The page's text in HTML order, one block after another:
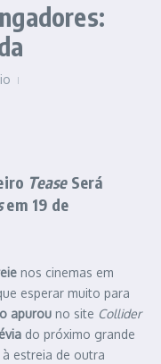
Tease Será
em 19 de
nos cinemas em
esperar muito para
apurou no site Collider
do próximo grande
à estreia de outra